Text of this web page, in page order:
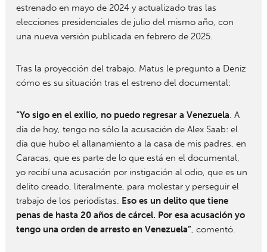
estrenado en mayo de 2024 y actualizado tras las
elecciones presidenciales de julio del mismo año, con
una nueva versión publicada en febrero de 2025.
Tras la proyección del trabajo, Matus le pregunto a Deniz
cómo es su situación tras el estreno del documental:
“Yo sigo en el exilio, no puedo regresar a Venezuela. A
día de hoy, tengo no sólo la acusación de Alex Saab: el
día que hubo el allanamiento a la casa de mis padres, en
Caracas, que es parte de lo que está en el documental,
yo recibí una acusación por instigación al odio, que es un
delito creado, literalmente, para molestar y perseguir el
trabajo de los periodistas. Eso es un delito que tiene
penas de hasta 20 años de cárcel. Por esa acusación yo
tengo una orden de arresto en Venezuela”, comentó.